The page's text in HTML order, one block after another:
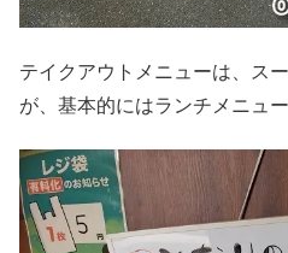
テイクアウトメニューは、ス
が、基本的にはランチメニュ